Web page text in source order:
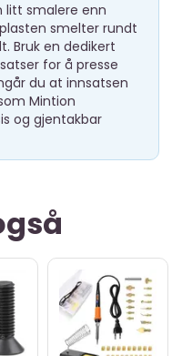
litt smalere enn
smelter rundt
Bruk en dedikert
for å presse
du at innsatsen
Mintion
og gjentakbar